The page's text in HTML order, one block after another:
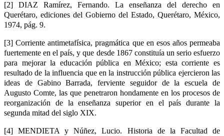
[2] DIAZ Ramírez, Fernando. La enseñanza del derecho en
Querétaro, ediciones del Gobierno del Estado, Querétaro, México,
1974, pág. 9.
[3] Corriente antimetafísica, pragmática que en esos años permeaba
fuertemente en el país, y que desde 1867 constituía un serio esfuerzo
para mejorar la educación pública en México; esta corriente es
resultado de la influencia que en la instrucción pública ejercieron las
ideas de Gabino Barrada, ferviente seguidor de la escuela de
Augusto Comte, las que penetraron hondamente en los procesos de
reorganización de la enseñanza superior en el país durante la
segunda mitad del siglo XIX.
[4] MENDIETA y Núñez, Lucio. Historia de la Facultad de